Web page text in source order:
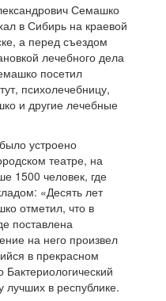
Семашко
в Сибирь на краевой
а перед съездом
лечебного дела
посетил
психолечебницу,
и другие лечебные
устроено
театре, на
1500 человек, где
«Десять лет
отметил, что в
поставлена
на него произвел
в прекрасном
Бактериологический
лучших в республике.